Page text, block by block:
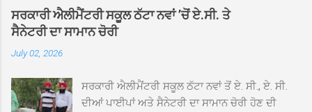
ਭਗਵਾਨਪੁਰ, ਝੁੱਗੀਆਂ ਗੁਲਾਮ, ਮਜਾਦਪੁਰ, ਕੁੱਲੀਆਂ, ਰੱਤਾ ਨੌ
ਅਬਾਦ, ਕੋਲੀਆਂਵਾਲ, ਅੱਡਾ ਸਾਬੂਵਾਲ, ਦਰੀਏਵਾਲ,
ਵਿਖੇ ਪਹੁੰਚਣ ’ਤੇ ਮੁੱਖ ਸੇਵਾਦਾਰ ਸੰਤ ਬਾਬਾ ਹਰਜੀਤ ਸਿੰਘ ਤੇ
ਇਲਾਕੇ ਦੀਆਂ ਸੰਗਤਾਂ ਵੱਲੋਂ ਜੈਕਾਰਿਆਂ ਦੀ ਗੂੰਜ ਵਿਚ ਨਿੱਘਾ
ਸਰਕਾਰੀ ਐਲੀਮੈਂਟਰੀ ਸਕੂਲ ਠੱਟਾ ਨਵਾਂ ’ਚੋਂ ਏ.ਸੀ. ਤੇ
ਸੈਨੇਟਰੀ ਦਾ ਸਾਮਾਨ ਚੋਰੀ
July 02, 2026
ਸਰਕਾਰੀ ਐਲੀਮੈਂਟਰੀ ਸਕੂਲ ਠੱਟਾ ਨਵਾਂ ਤੋਂ ਏ. ਸੀ., ਏ. ਸੀ.
ਦੀਆਂ ਪਾਈਪਾਂ ਅਤੇ ਸੈਨੇਟਰੀ ਦਾ ਸਾਮਾਨ ਚੋਰੀ ਹੋਣ ਦੀ